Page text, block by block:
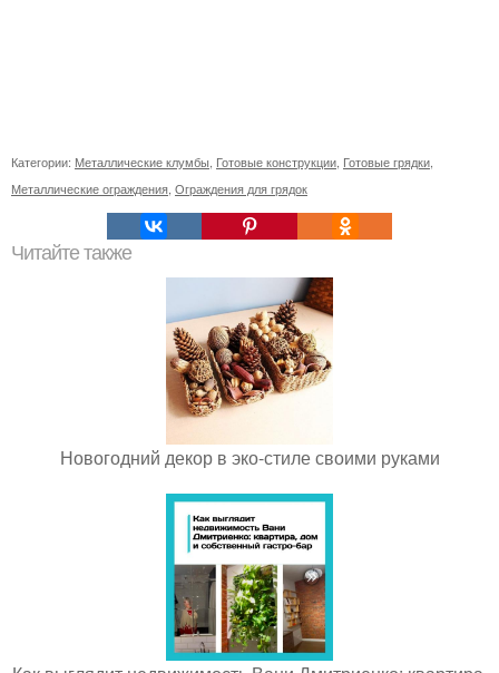
Категории: Металлические клумбы Готовые конструкции Готовые грядки
Металлические ограждения Ограждения для грядок
Читайте также
Новогодний декор в эко-стиле своими руками